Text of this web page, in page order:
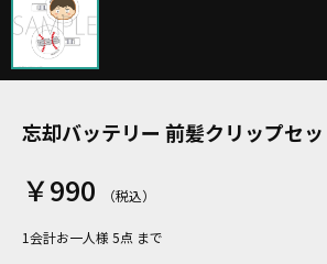
忘却バッテリー 前髪クリップセ
￥990
1会計お一人様 5点 まで